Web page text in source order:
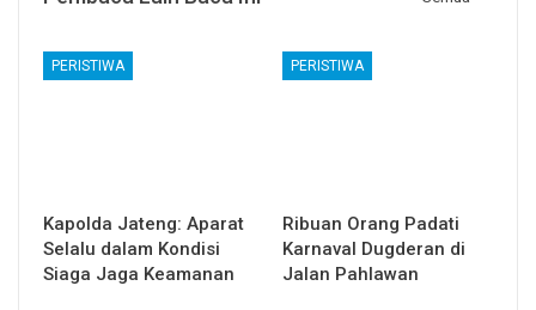
PERISTIWA
Kapolda Jateng: Aparat
Selalu dalam Kondisi
Siaga Jaga Keamanan
PERISTIWA
Ribuan Orang Padati
Karnaval Dugderan di
Jalan Pahlawan